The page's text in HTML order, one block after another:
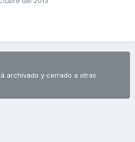
archivado y cerrado a otras